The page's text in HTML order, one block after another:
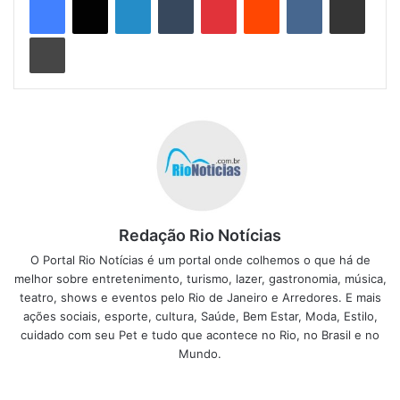
possível para todos perto de casa”,
disse o secretário do Gabinete
Civil Lucas Padilha.
Homenagem ao arquiteto e paisagista Roberto Burle
Marx na Escada das Águas
Uma das principais atrações do Parque Oeste, a Escada
das Águas foi batizada em homenagem ao arquiteto e
Redação Rio Notícias
O Portal Rio Notícias é um portal onde colhemos o que há de
melhor sobre entretenimento, turismo, lazer, gastronomia, música,
teatro, shows e eventos pelo Rio de Janeiro e Arredores. E mais
ações sociais, esporte, cultura, Saúde, Bem Estar, Moda, Estilo,
cuidado com seu Pet e tudo que acontece no Rio, no Brasil e no
Mundo.